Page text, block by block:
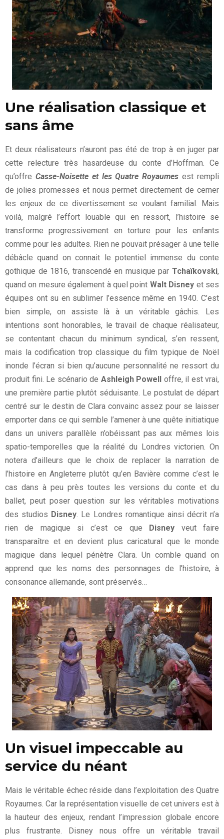
Une réalisation classique et
sans âme
Et deux réalisateurs n’auront pas été de trop à en juger par
cette relecture très hasardeuse du conte d’Hoffman. Ce
qu’offre Casse-Noisette et les Quatre Royaumes est rempli
de jolies promesses et nous permet directement de cerner
les enjeux de ce divertissement se voulant familial. Mais
voilà, malgré l’effort louable qui en ressort, l’histoire se
transforme progressivement en torture pour les enfants
comme pour les adultes. Rien ne pouvait présager à une telle
débâcle quand on connait le potentiel immense du conte
gothique de 1816, transcendé en musique par Tchaïkovski,
quand on mesure également à quel point Walt Disney et ses
équipes ont su en sublimer l’essence même en 1940. C’est
bien simple, on assiste là à un véritable gâchis. Les
intentions sont honorables, le travail de chaque réalisateur,
se contentant chacun du minimum syndical, s’en ressent,
mais la codification trop classique du film typique de Noël
inonde l’écran si bien qu’aucune personnalité ne ressort du
produit fini. Le scénario de Ashleigh Powell
offre, il est vrai,
une première partie plutôt séduisante. Le postulat de départ
centré sur le destin de Clara convainc assez pour se laisser
emporter dans ce qui semble l’amener à une quête initiatique
dans un univers parallèle n’obéissant pas aux mêmes lois
spatio-temporelles que la réalité du Londres victorien. On
notera d’ailleurs que le choix de replacer la narration de
l’histoire en Angleterre plutôt qu’en Bavière comme c’est le
cas dans à peu près toutes les versions du conte et du
ballet, peut poser question sur les véritables motivations
des studios Disney. Le Londres romantique ainsi décrit n’a
rien de magique si c’est ce que
Disney veut faire
transparaître et en devient plus caricatural que le monde
magique dans lequel pénètre Clara. Un comble quand on
apprend que les noms des personnages de l’histoire, à
consonance allemande, sont préservés…
Un visuel impeccable au
service du néant
Mais le véritable échec réside dans l’exploitation des Quatre
Royaumes. Car la représentation visuelle de cet univers est à
la hauteur des enjeux, rendant l’impression globale encore
plus frustrante. Disney nous offre un véritable travail